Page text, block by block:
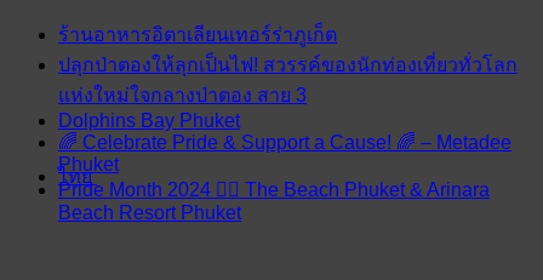
ไทย
ร้านอาหารอิตาเลียนเทอร์ร่าภูเก็ต
ปลุกป่าตองให้ลุกเป็นไฟ! สวรรค์ของนักท่องเที่ยวทั่วโลก
แห่งใหม่ใจกลางป่าตอง สาย 3
Dolphins Bay Phuket
🌈 Celebrate Pride & Support a Cause! 🌈 – Metadee
Phuket
Pride Month 2024 🏳️‍🌈 The Beach Phuket & Arinara
Beach Resort Phuket